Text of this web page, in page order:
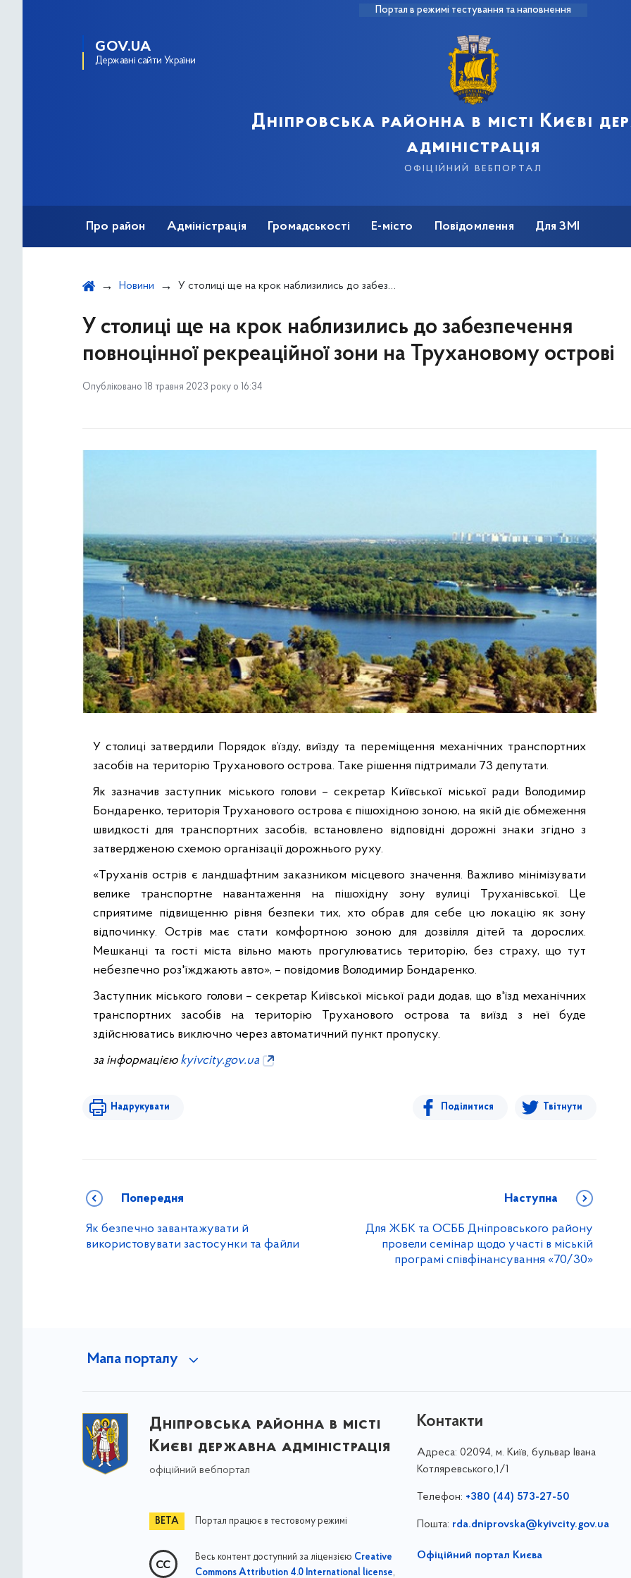
Портал в режимі тестування та наповнення
GOV.UA
Державні сайти України
Дніпровська районна в місті Києві
адміністрація
офіційний вебпортал
Про район Адміністрація Громадськості Е-місто Повідомлення Для ЗМІ
Новини У столиці ще на крок наблизились до забезпечення повноцінної рекреаційної зони на Трухановому острові
У столиці ще на крок наблизились до забезпечення
повноцінної рекреаційної зони на Трухановому острові
Опубліковано 18 травня 2023 року о 16:34
У столиці затвердили Порядок в’їзду, виїзду та переміщення механічних транспортних
засобів на територію Труханового острова. Таке рішення підтримали 73 депутати.
Якзазначив заступник міського голови – секретар Київської міської ради Володимир
Бондаренко, територія Труханового острова є пішохідною зоною, на якій діє обмеження
швидкості для транспортних засобів, встановлено відповідні дорожні знаки згідно з
затвердженою схемою організації дорожнього руху.
«Труханів острів є ландшафтним заказником місцевого значення. Важливо мінімізувати
велике транспортне навантаження на пішохідну зону вулиці Труханівської. Це
сприятиме підвищенню рівня безпеки тих, хто обрав для себе цю локацію як зону
відпочинку. Острів має стати комфортною зоною для дозвілля дітей та дорослих.
Мешканці та гості міста вільно мають прогулюватись територію, без страху, що тут
небезпечно роз'їжджають авто», – повідомив Володимир Бондаренко.
Заступник міського голови – секретар Київської міської ради додав, що в'їзд механічних
транспортних засобів на територію Труханового острова та виїзд з неї буде
здійснюватись виключно через автоматичний пункт пропуску.
за інформацієюkyivcity.gov.ua
Надрукувати Поділитися Твітнути
Попередня
Як безпечно завантажувати й
використовувати застосунки та файли
Наступна
Для ЖБК та ОСББ Дніпровського району
провели семінар щодо участі в міській
програмі співфінансування «70/30»
Мапа порталу
Дніпровська районна в місті
Києві державна адміністрація
офіційний вебпортал
Портал працює в тестовому режимі
Весь контент доступний за ліцензією Creative
Commons Attribution 4.0 International license,
Контакти
Адреса: 02094, м. Київ, бульвар Івана
Котляревського,1/1
Телефон: +380 (44) 573-27-50
Пошта: rda.dniprovska@kyivcity.gov.ua
Офіційний портал Києва